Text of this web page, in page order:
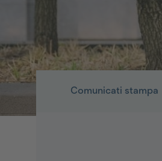
Comunicati stampa